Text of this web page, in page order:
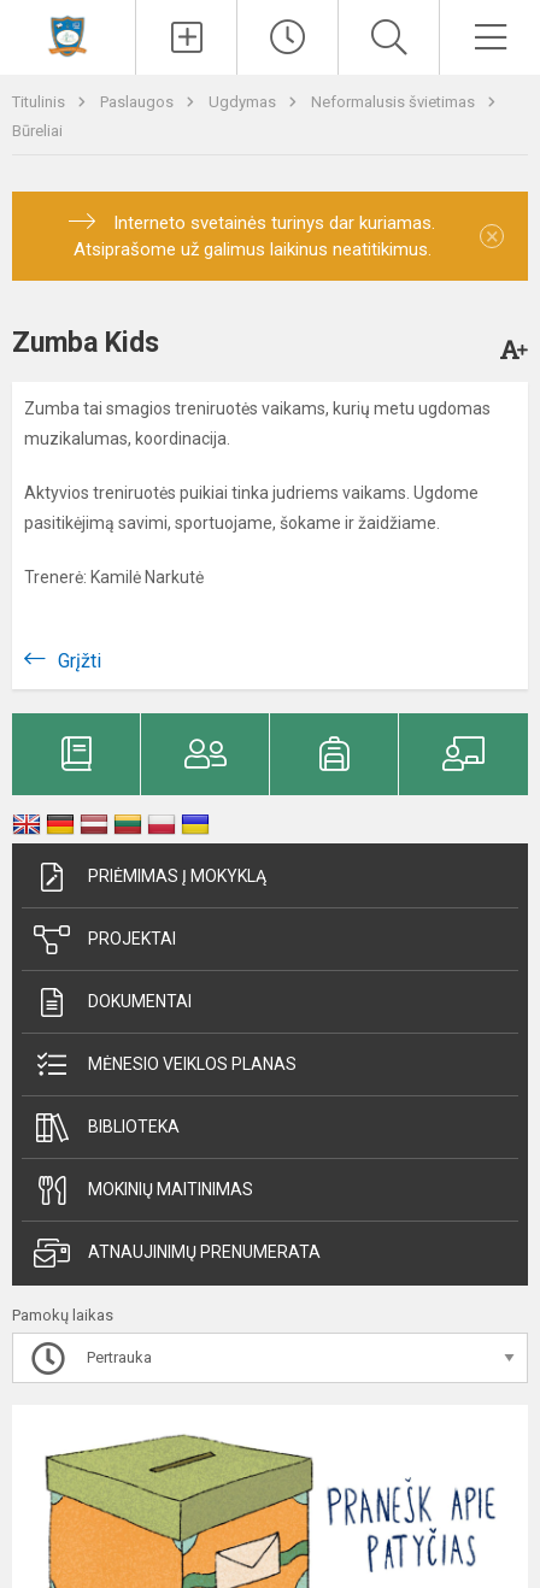
Titulinis Paslaugos Ugdymas
Neformalusis švietimas
Būreliai
Interneto svetainės turinys dar kuriamas.
Atsiprašome už galimus laikinus neatitikimus.
×
Zumba Kids
Zumba tai smagios treniruotės vaikams, kurių metu ugdomas
muzikalumas, koordinacija.
Aktyvios treniruotės puikiai tinka judriems vaikams. Ugdome
pasitikėjimą savimi, sportuojame, šokame ir žaidžiame.
Trenerė: Kamilė Narkutė
Grįžti
PRIĖMIMAS Į MOKYKLĄ
PROJEKTAI
DOKUMENTAI
MĖNESIO VEIKLOS PLANAS
BIBLIOTEKA
MOKINIŲ MAITINIMAS
ATNAUJINIMŲ PRENUMERATA
Pamokų laikas
Pertrauka